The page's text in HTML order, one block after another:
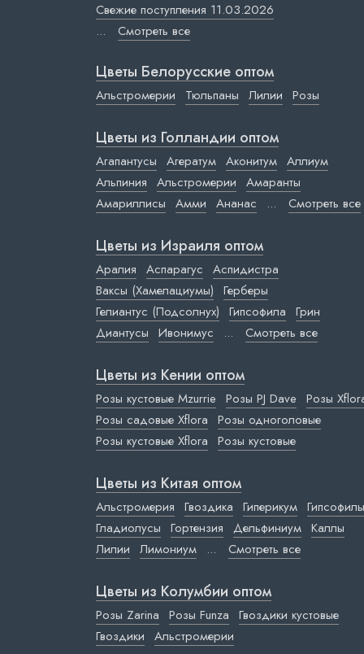
Свежие поступления 11.03.2026
... Смотреть все
Цветы Белорусские оптом
Альстромерии Тюльпаны Лилии Розы
Цветы из Голландии оптом
Агапантусы Агератум Аконитум Аллиум
Альпиния Альстромерии Амаранты
Амариллисы Амми Ананас ... Смотреть все
Цветы из Израиля оптом
Аралия Аспарагус Аспидистра
Ваксы (Хамелациумы) Герберы
Гелиантус (Подсолнух) Гипсофила Грин
Диантусы Ивонимус ... Смотреть все
Цветы из Кении оптом
Розы кустовые Mzurrie Розы PJ Dave Розы
Розы садовые Xflora Розы одноголовые
Розы кустовые Xflora Розы кустовые
Цветы из Китая оптом
Альстромерия Гвоздика Гиперикум Гипсофилы
Гладиолусы Гортензия Дельфиниум Каллы
Лилии Лимониум ... Смотреть все
Цветы из Колумбии оптом
Розы Zarina Розы Funza Гвоздики кустовые
Гвоздики Альстромерии